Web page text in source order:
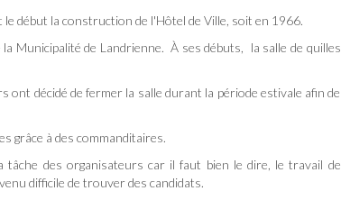
début la construction de l'Hôtel de Ville, soit en 1966.
Municipalité de Landrienne. À ses débuts, la salle de quilles
décidé de fermer la salle durant la période estivale afin de
grâce à des commanditaires.
des organisateurs car il faut bien le dire, le travail de
difficile de trouver des candidats.